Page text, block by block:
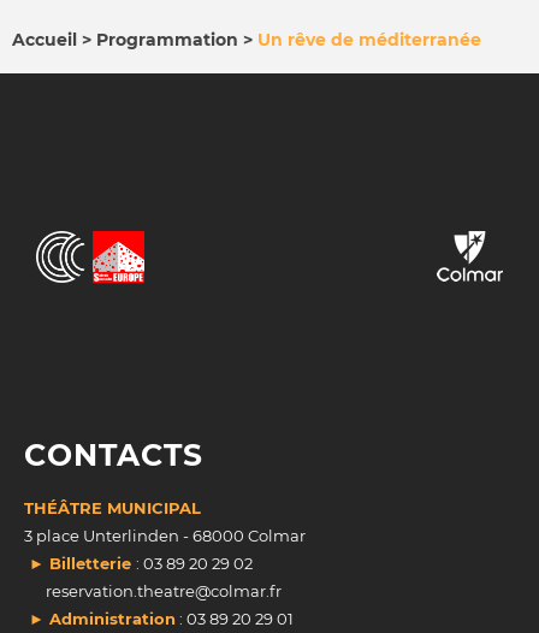
Accueil Programmation Un rêve de méditerranée
CONTACTS
THÉÂTRE MUNICIPAL
3 place Unterlinden - 68000 Colmar
► Billetterie : 03 89 20 29 02
reservation.theatre@colmar.fr
► Administration : 03 89 20 29 01